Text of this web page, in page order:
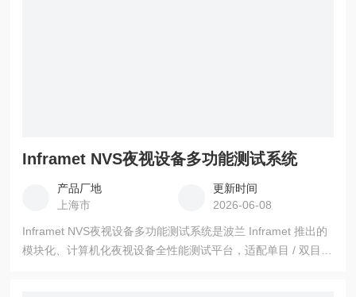
Inframet NVS夜视设备多功能测试系统
产品厂地
上海市
更新时间
2026-06-08
Inframet NVS夜视设备多功能测试系统是波兰 Inframet 推出的
模块化、计算机化夜视设备全性能测试平台，适配单目 / 双目夜